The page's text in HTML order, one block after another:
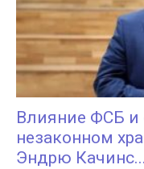
Кыргызстана
Влияние ФСБ и
незаконном
Эндрю Качинс...